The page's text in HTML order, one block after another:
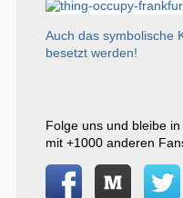
Auch das symbolische
besetzt werden!
Folge uns und bleibe
mit +1000 anderen